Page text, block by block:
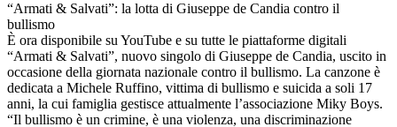
“Armati & Salvati”: la lotta di Giuseppe de Candia contro il
bullismo
È ora disponibile su YouTube e su tutte le piattaforme digitali
“Armati & Salvati”, nuovo singolo di Giuseppe de Candia, uscito in
occasione della giornata nazionale contro il bullismo. La canzone è
dedicata a Michele Ruffino, vittima di bullismo e suicida a soli 17
anni, la cui famiglia gestisce attualmente l’associazione Miky Boys.
“Il bullismo è un crimine, è una violenza, una discriminazione